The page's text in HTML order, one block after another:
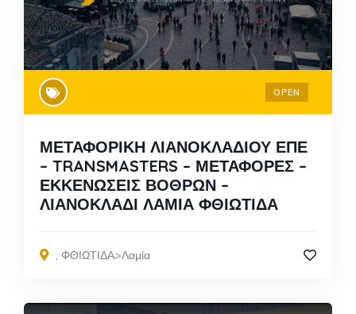
OPEN
ΜΕΤΑΦΟΡΙΚΗ ΛΙΑΝΟΚΛΑΔΙΟΥ ΕΠΕ
– TRANSMASTERS – ΜΕΤΑΦΟΡΕΣ –
ΕΚΚΕΝΩΣΕΙΣ ΒΟΘΡΩΝ –
ΛΙΑΝΟΚΛΑΔΙ ΛΑΜΙΑ ΦΘΙΩΤΙΔΑ
, ΦΘΙΩΤΙΔΑ>Λαμία